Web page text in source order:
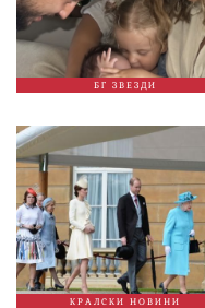
БГ ЗВЕЗДИ
КРАЛСКИ НОВИНИ